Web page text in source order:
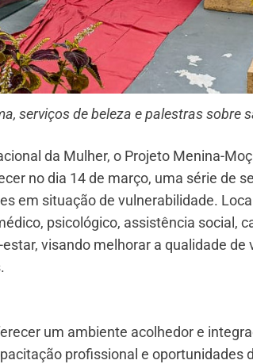
serviços de beleza e palestras sobre
da Mulher, o Projeto Menina-
no dia 14 de março, uma série de
em situação de vulnerabilidade.
psicológico, assistência social,
visando melhorar a qualidade de
um ambiente acolhedor e
profissional e oportunidades